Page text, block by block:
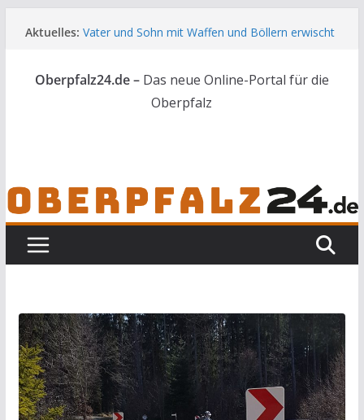
Inhalt
Aktuelles: Vater und Sohn mit Waffen und Böllern erwischt
Audi prallt gegen Brückengeländer in Weiden
Ortsumgehung Waldershof ist eröffnet
Deutsch-amerikanischer Schüleraustausch zu
Oberpfalz24.de – Das neue Online-Portal für die
Oberpfalz